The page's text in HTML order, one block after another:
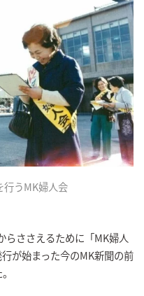
行うMK婦人会
らささえるために「MK婦人
が始まった今のMK新聞の前